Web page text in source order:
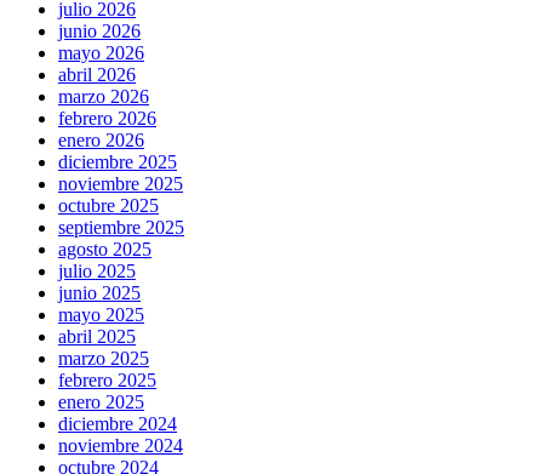
julio 2026
junio 2026
mayo 2026
abril 2026
marzo 2026
febrero 2026
enero 2026
diciembre 2025
noviembre 2025
octubre 2025
septiembre 2025
agosto 2025
julio 2025
junio 2025
mayo 2025
abril 2025
marzo 2025
febrero 2025
enero 2025
diciembre 2024
noviembre 2024
octubre 2024